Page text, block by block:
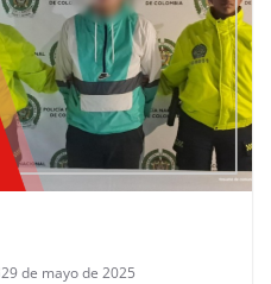
29 de mayo de 2025